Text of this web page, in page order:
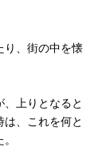
り、街の中を懐
上りとなると
、これを何と